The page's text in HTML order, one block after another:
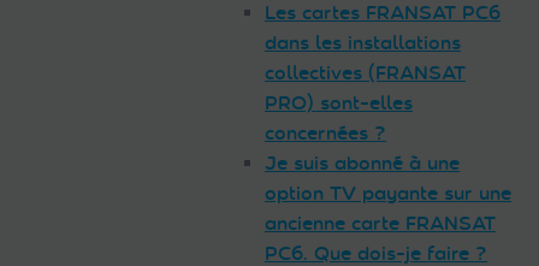
Les cartes FRANSAT PC6
dans les installations
collectives (FRANSAT
PRO) sont-elles
concernées ?
Je suis abonné à une
option TV payante sur une
ancienne carte FRANSAT
PC6. Que dois-je faire ?